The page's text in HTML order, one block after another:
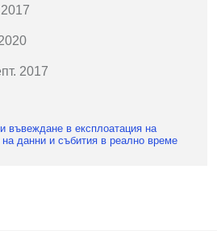
2017
въвеждане в експлоатация на
данни и събития в реално време